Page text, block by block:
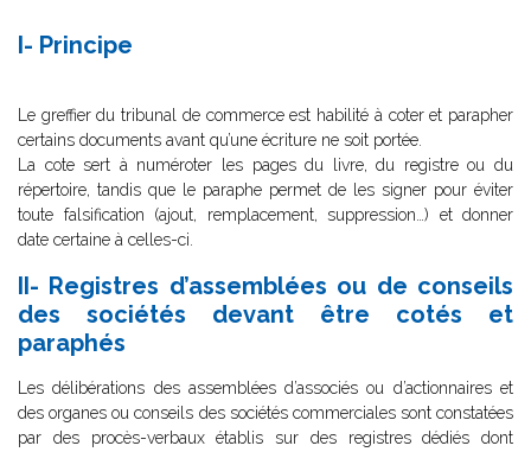
I- Principe
Le greffier du tribunal de commerce est habilité à coter et parapher
certains documents avant qu’une écriture ne soit portée.
La cote sert à numéroter les pages du livre, du registre ou du
répertoire, tandis que le paraphe permet de les signer pour éviter
toute falsification (ajout, remplacement, suppression…) et donner
date certaine à celles-ci.
II- Registres d’assemblées ou de conseils
des sociétés devant être cotés et
paraphés
Les délibérations des assemblées d’associés ou d’actionnaires et
des organes ou conseils des sociétés commerciales sont constatées
par des procès-verbaux établis sur des registres dédiés dont